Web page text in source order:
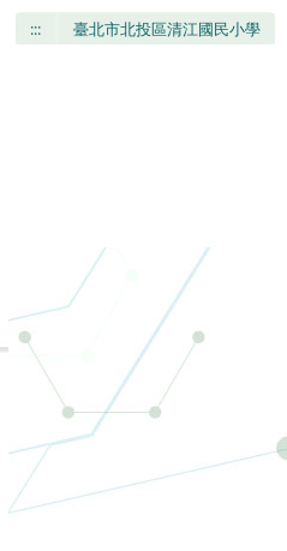
::: 臺北市北投區清江國民小學